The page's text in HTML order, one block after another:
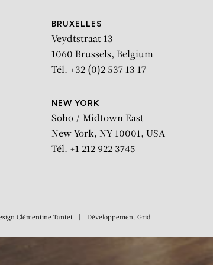
« Oeuvres
BRUXELLES
Veydtstraat 13
1060 Brussels, Belgium
Tél. +32 (0)2 537 13 17
NEW YORK
Soho / Midtown East
New York, NY 10001, USA
Tél. +1 212 922 3745
Clémentine Tantet Développement Grid